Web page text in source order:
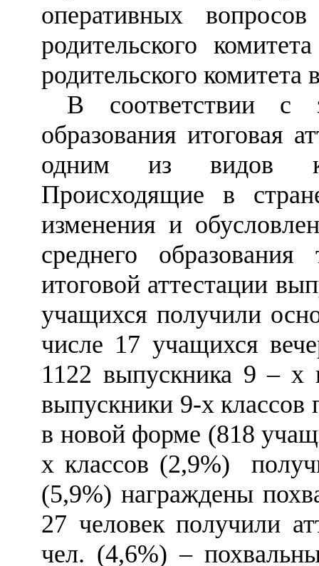
оперативных
родительского
родительского комитета
В соответствии с
образования итоговая
одним из видов
Происходящие в
изменения и
среднего
итоговой аттестации
учащихся получили
числе 17 учащихся
1122 выпускника 9–х
выпускники 9-х классов
в новой форме (818
х классов (2,9%)
(5,9%) награждены
27 человек получили
чел. (4,6%)–